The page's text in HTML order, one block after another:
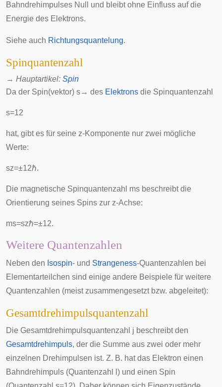
Bahndrehimpulses Null und bleibt ohne Einfluss auf die
Energie des Elektrons.
Siehe auch Richtungsquantelung.
Spinquantenzahl
→ Hauptartikel: Spin
Da der Spin(vektor) s→ des Elektrons die Spinquantenzahl
s=12
hat, gibt es für seine z-Komponente nur zwei mögliche
Werte:
sz=±12ℏ.
Die magnetische Spinquantenzahl ms beschreibt die
Orientierung seines Spins zur z-Achse:
ms=szℏ=±12.
Weitere Quantenzahlen
Neben den Isospin- und Strangeness-Quantenzahlen bei
Elementarteilchen sind einige andere Beispiele für weitere
Quantenzahlen (meist zusammengesetzt bzw. abgeleitet):
Gesamtdrehimpulsquantenzahl
Die Gesamtdrehimpulsquantenzahl j beschreibt den
Gesamtdrehimpuls, der die Summe aus zwei oder mehr
einzelnen Drehimpulsen ist. Z. B. hat das Elektron einen
Bahndrehimpuls (Quantenzahl
) und einen Spin